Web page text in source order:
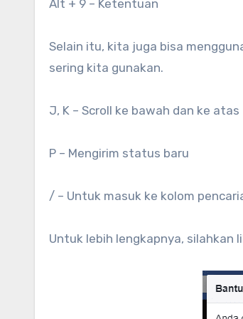
Alt + 9 – Ketentuan
Selain itu, kita juga bisa
sering kita gunakan.
J, K – Scroll ke bawah dan ke atas
P – Mengirim status baru
/ – Untuk masuk ke kolom
Untuk lebih lengkapnya, silahkan